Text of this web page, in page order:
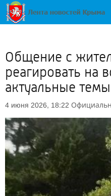
Общение с
реагировать на
актуальные темы
4 июня 2026, 18:22